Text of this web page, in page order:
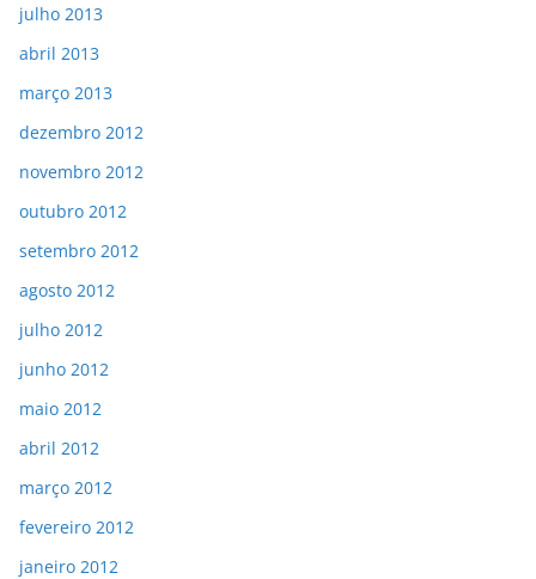
julho 2013
abril 2013
março 2013
dezembro 2012
novembro 2012
outubro 2012
setembro 2012
agosto 2012
julho 2012
junho 2012
maio 2012
abril 2012
março 2012
fevereiro 2012
janeiro 2012